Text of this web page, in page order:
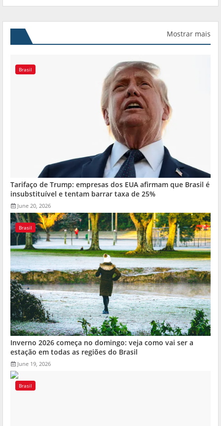
Mostrar mais
Brasil
Tarifaço de Trump: empresas dos EUA afirmam que Brasil é
insubstituível e tentam barrar taxa de 25%
June 20, 2026
Brasil
Inverno 2026 começa no domingo: veja como vai ser a
estação em todas as regiões do Brasil
June 19, 2026
Brasil